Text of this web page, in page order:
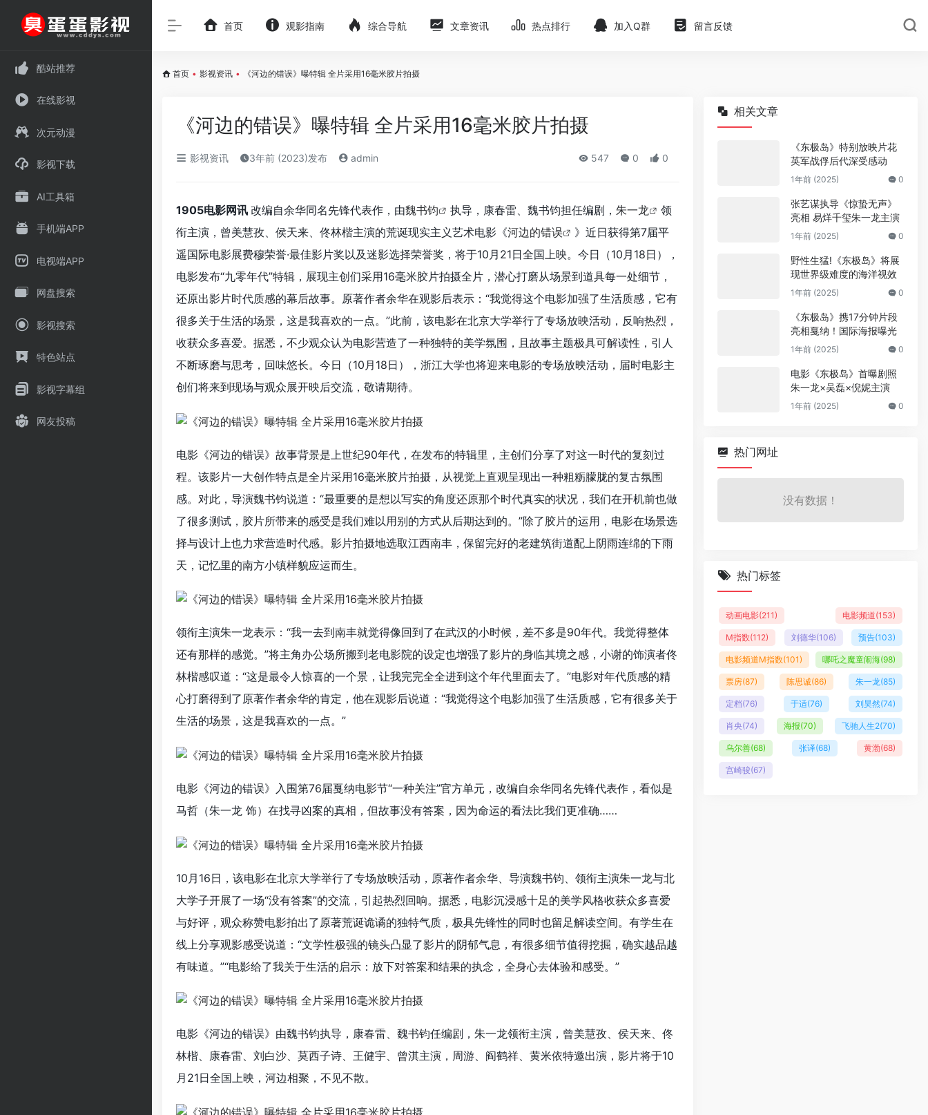
酷站推荐
在线影视
次元动漫
影视下载
AI工具箱
手机端APP
电视端APP
网盘搜索
影视搜索
特色站点
影视字幕组
网友投稿
首页 观影指南 综合导航 文章资讯 热点排行 加入Q群 留言反馈
首页 • 影视资讯 • 《河边的错误》曝特辑 全片采用16毫米胶片拍摄
《河边的错误》曝特辑 全片采用16毫米胶片拍摄
影视资讯 3年前 (2023)发布 admin 547 0 0
1905电影网讯 改编自余华同名先锋代表作，由魏书钧 执导，康春雷、魏书钧担任编剧， 朱一龙
领
衔主演，曾美慧孜、侯天来、佟林楷主演的荒诞现实主义艺术电影《河边的错误
》近日获得第7届平
遥国际电影展费穆荣誉·最佳影片奖以及迷影选择荣誉奖，将于10月21日全国上映。今日（10月18日），
电影发布“九零年代”特辑，展现主创们采用16毫米胶片拍摄全片，潜心打磨从场景到道具每一处细节，
还原出影片时代质感的幕后故事。原著作者余华在观影后表示：“我觉得这个电影加强了生活质感，它有
很多关于生活的场景，这是我喜欢的一点。”此前，该电影在北京大学举行了专场放映活动，反响热烈，
收获众多喜爱。据悉，不少观众认为电影营造了一种独特的美学氛围，且故事主题极具可解读性，引人
不断琢磨与思考，回味悠长。今日（10月18日），浙江大学也将迎来电影的专场放映活动，届时电影主
创们将来到现场与观众展开映后交流，敬请期待。
电影《河边的错误》故事背景是上世纪90年代，在发布的特辑里，主创们分享了对这一时代的复刻过
程。该影片一大创作特点是全片采用16毫米胶片拍摄，从视觉上直观呈现出一种粗粝朦胧的复古氛围
感。对此，导演魏书钧说道：“最重要的是想以写实的角度还原那个时代真实的状况，我们在开机前也做
了很多测试，胶片所带来的感受是我们难以用别的方式从后期达到的。”除了胶片的运用，电影在场景选
择与设计上也力求营造时代感。影片拍摄地选取江西南丰，保留完好的老建筑街道配上阴雨连绵的下雨
天，记忆里的南方小镇样貌应运而生。
领衔主演朱一龙表示：“我一去到南丰就觉得像回到了在武汉的小时候，差不多是90年代。我觉得整体
还有那样的感觉。”将主角办公场所搬到老电影院的设定也增强了影片的身临其境之感，小谢的饰演者佟
林楷感叹道：“这是最令人惊喜的一个景，让我完完全全进到这个年代里面去了。”电影对年代质感的精
心打磨得到了原著作者余华的肯定，他在观影后说道：“我觉得这个电影加强了生活质感，它有很多关于
生活的场景，这是我喜欢的一点。”
电影《河边的错误》入围第76届戛纳电影节“一种关注”官方单元，改编自余华同名先锋代表作，看似是
马哲（朱一龙 饰）在找寻凶案的真相，但故事没有答案，因为命运的看法比我们更准确……
10月16日，该电影在北京大学举行了专场放映活动，原著作者余华、导演魏书钧、领衔主演朱一龙与北
大学子开展了一场“没有答案”的交流，引起热烈回响。据悉，电影沉浸感十足的美学风格收获众多喜爱
与好评，观众称赞电影拍出了原著荒诞诡谲的独特气质，极具先锋性的同时也留足解读空间。有学生在
线上分享观影感受说道：“文学性极强的镜头凸显了影片的阴郁气息，有很多细节值得挖掘，确实越品越
有味道。”“电影给了我关于生活的启示：放下对答案和结果的执念，全身心去体验和感受。”
电影《河边的错误》由魏书钧执导，康春雷、魏书钧任编剧，朱一龙领衔主演，曾美慧孜、侯天来、佟
林楷、康春雷、刘白沙、莫西子诗、王健宇、曾淇主演，周游、阎鹤祥、黄米依特邀出演，影片将于10
月21日全国上映，河边相聚，不见不散。
相关文章
《东极岛》特别放映片花
英军战俘后代深受感动
1年前 (2025) 0
张艺谋执导《惊蛰无声》
亮相 易烊千玺朱一龙主演
1年前 (2025) 0
野性生猛!《东极岛》将展
现世界级难度的海洋视效
1年前 (2025) 0
《东极岛》携17分钟片段
亮相戛纳！国际海报曝光
1年前 (2025) 0
电影《东极岛》首曝剧照
朱一龙×吴磊×倪妮主演
1年前 (2025) 0
热门网址
没有数据！
热门标签
动画电影(211) 电影频道(153)
M指数(112) 刘德华(106) 预告(103)
电影频道M指数(101) 哪吒之魔童闹海(98)
票房(87) 陈思诚(86) 朱一龙(85)
定档(76) 于适(76) 刘昊然(74)
肖央(74) 海报(70) 飞驰人生2(70)
乌尔善(68) 张译(68) 黄渤(68)
宫崎骏(67)